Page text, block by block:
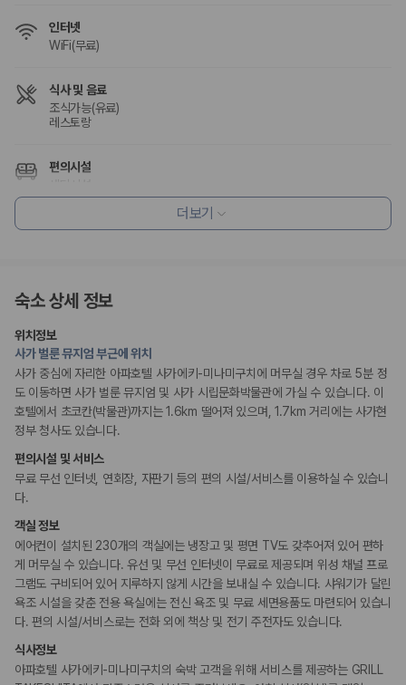
건을 함께 확인할 수 있도록 돕습니다.
일반자차:
사고 발생 시 일정 금액의 면책금이 발생할 수 있습니다.
다.
슈퍼자차:더 높은 보장 조건을 원하는 사용자에게 적합합니다.
격비교 플랫폼입니다.
건
예약 가능 차량
전국 렌트카 지점
1,829개
제주렌트카 가격비교 자주 묻는 질문
Q. 제주렌트카 가격비교는 카모아에서 어떻게 하나요?
A. 대여일, 반납일, 인수 지역을 선택하면 제주도 렌트카 업체별 가격, 차종,
보험 조건, 예약 가능 차량을 한 번에 비교할 수 있습니다.
Q. 제주 렌트카 최저가는 무엇을 기준으로 비교해야 하나요?
Q. 제주공항 근처 렌트카도 비교할 수 있나요?
Q. 제주 렌트카 가격비교 시 보험도 함께 비교할 수 있나요?
Q. 가족 여행에는 어떤 제주 렌트카를 비교해야 하나요?
제주렌트카 가격비교 주요 링크
제주도 렌트카 실시간 최저가 가격비교
국내 렌트카 가격비교
해외 렌트카 가격비교
인터넷
WiFi(무료)
식사 및 음료
조식가능(유료)
레스토랑
편의시설
엘리베이터
비즈니스
연회장
흡연 시설
지정 흡연 구역
더보기
숙소 상세 정보
위치정보
사가 벌룬 뮤지엄 부근에 위치
사가 중심에 자리한 아파호텔 사가에키-미나미구치에 머무실 경우 차로 5분 정
도 이동하면 사가 벌룬 뮤지엄 및 사가 시립문화박물관에 가실 수 있습니다. 이
호텔에서 초코칸(박물관)까지는 1.6km 떨어져 있으며, 1.7km 거리에는 사가현
정부 청사도 있습니다.
편의시설 및 서비스
무료 무선 인터넷, 연회장, 자판기 등의 편의 시설/서비스를 이용하실 수 있습니
다.
객실 정보
에어컨이 설치된 230개의 객실에는 냉장고 및 평면 TV도 갖추어져 있어 편하
게 머무실 수 있습니다. 유선 및 무선 인터넷이 무료로 제공되며 위성 채널 프로
그램도 구비되어 있어 지루하지 않게 시간을 보내실 수 있습니다. 샤워기가 달린
욕조 시설을 갖춘 전용 욕실에는 전신 욕조 및 무료 세면용품도 마련되어 있습니
다. 편의 시설/서비스로는 전화 외에 책상 및 전기 주전자도 있습니다.
식사정보
아파호텔 사가에키-미나미구치의 숙박 고객을 위해 서비스를 제공하는 GRILL